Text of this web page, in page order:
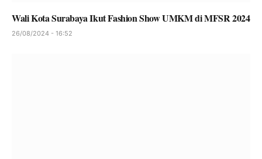
Wali Kota Surabaya Ikut Fashion Show UMKM di MFSR 2024
26/08/2024 - 16:52